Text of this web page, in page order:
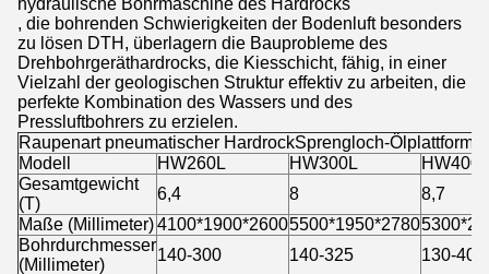
hydraulische Bohrmaschine des Hardrocks
, die bohrenden Schwierigkeiten der Bodenluft besonders
zu lösen DTH, überlagern die Bauprobleme des
Drehbohrgeräthardrocks, die Kiesschicht, fähig, in einer
Vielzahl der geologischen Struktur effektiv zu arbeiten, die
perfekte Kombination des Wassers und des
Pressluftbohrers zu erzielen.
Raupenart pneumatischer HardrockSprengloch-Ölplattform
Modell
HW260L HW300L
HW400L
Gesamtgewicht
(T)
6,4 8
8,7
Maße (Millimeter)4100*1900*26005500*1950*2780
Bohrdurchmesser
(Millimeter)
140-300 140-325 130-400